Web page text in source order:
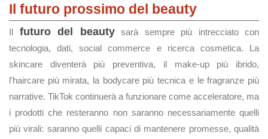
Il futuro prossimo del beauty
Il futuro del beautysarà sempre più intrecciato con
tecnologia, dati, social commerce e ricerca cosmetica. La
skincare diventerà più preventiva, il make-up più ibrido,
l'haircare più mirata, la bodycare più tecnica e le fragranze più
narrative. TikTok continuerà a funzionare come acceleratore, ma
i prodotti che resteranno non saranno necessariamente quelli
più virali: saranno quelli capaci di mantenere promesse, qualità